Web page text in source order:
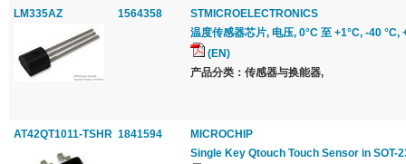
LM335AZ 1564358
STMICROELECTRONICS
温度传感器芯片, 电压, 0°C 至 +1°C, -40 °C,
(EN)
产品分类：传感器与换能器,
AT42QT1011-TSHR 1841594
MICROCHIP
Single Key Qtouch Touch Sensor in SOT-